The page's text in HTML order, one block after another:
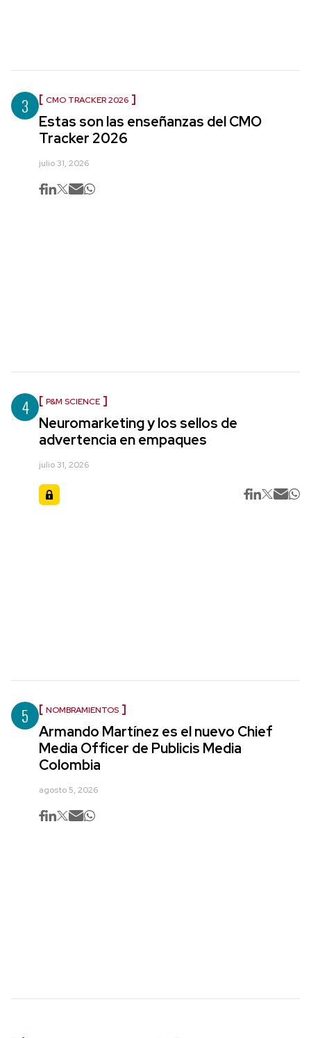
3 CMO TRACKER 2026
Estas son las enseñanzas del CMO
Tracker 2026
julio 31, 2026
4 P&M SCIENCE
Neuromarketing y los sellos de
advertencia en empaques
julio 31, 2026
5 NOMBRAMIENTOS
Armando Martínez es el nuevo Chief
Media Officer de Publicis Media
Colombia
agosto 5, 2026